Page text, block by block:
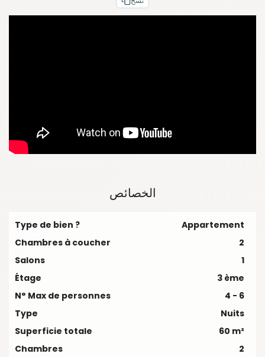
الخصائص
Type de bien ?
Appartement
Chambres à coucher
2
Salons
1
Étage
3 ème
N° Max de personnes
4 - 6
Type
Nuits
Superficie totale
60 m²
Chambres
2